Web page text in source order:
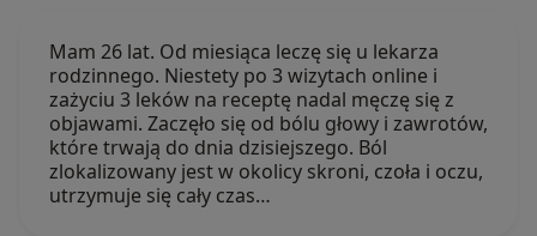
Mam 26 lat. Od miesiąca leczę się u lekarza
rodzinnego. Niestety po 3 wizytach online i
zażyciu 3 leków na receptę nadal męczę się z
objawami. Zaczęło się od bólu głowy i zawrotów,
które trwają do dnia dzisiejszego. Ból
zlokalizowany jest w okolicy skroni, czoła i oczu,
utrzymuje się cały czas…